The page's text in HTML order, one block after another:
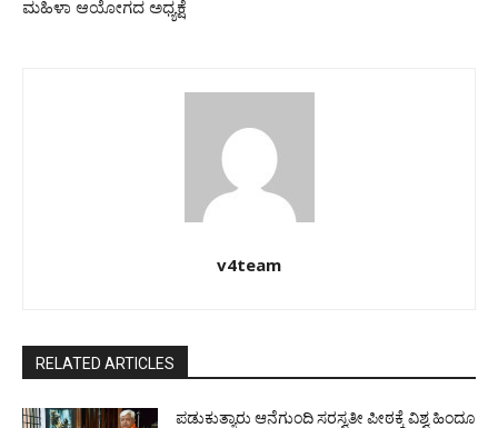
ಮಹಿಳಾ ಆಯೋಗದ ಅಧ್ಯಕ್ಷೆ
v4team
RELATED ARTICLES
ಪಡುಕುತ್ಯಾರು ಆನೆಗುಂದಿ ಸರಸ್ವತೀ ಪೀಠಕ್ಕೆ ವಿಶ್ವ ಹಿಂದೂ